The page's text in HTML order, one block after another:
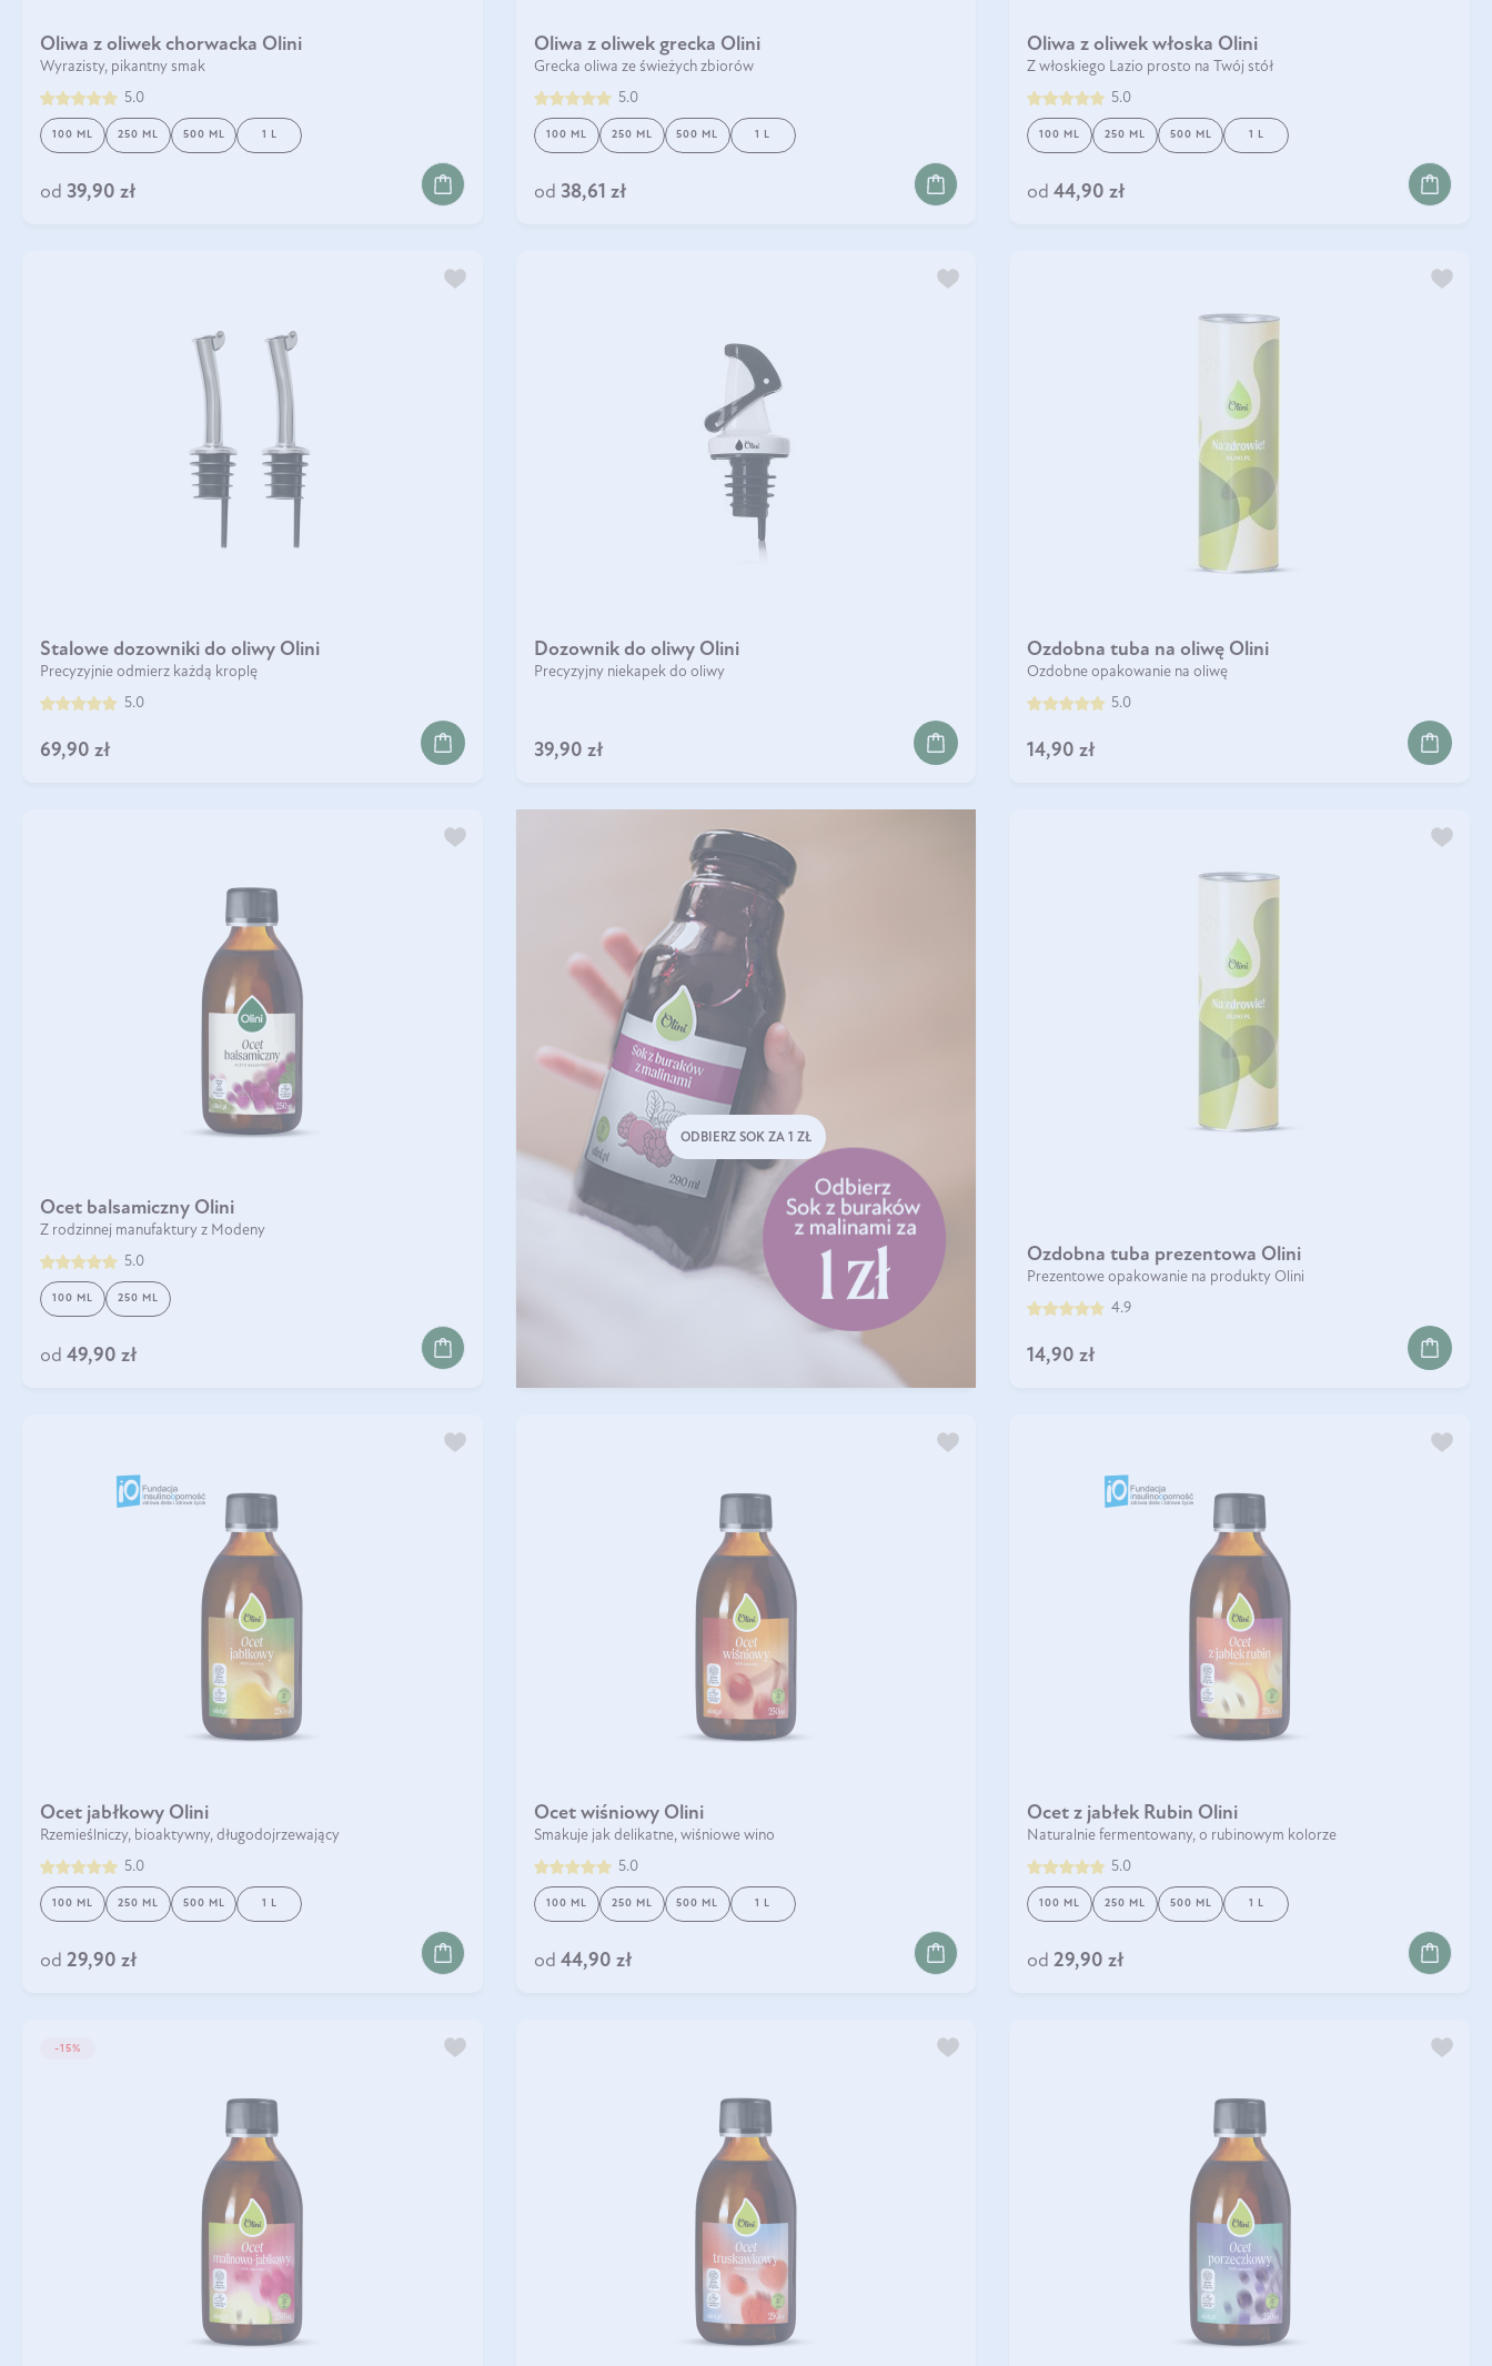
Oliwa z oliwek chorwacka Olini
Wyrazisty, pikantny smak
5.0
100 ML 250 ML 500 ML 1 L
od 39,90 zł
Oliwa z oliwek grecka Olini
Grecka oliwa ze świeżych zbiorów
5.0
100 ML 250 ML 500 ML 1 L
od 38,61 zł
DO KOSZYKA
Oliwa z oliwek włoska Olini
Z włoskiego Lazio prosto na Twój stół
5.0
100 ML 250 ML 500 ML 1 L
od 44,90 zł
DO KOSZYKA
Stalowe dozowniki do oliwy Olini
Precyzyjnie odmierz każdą kroplę
5.0
69,90 zł
Dozownik do oliwy Olini
Precyzyjny niekapek do oliwy
39,90 zł
DO KOSZYKA
Ozdobna tuba na oliwę Olini
Ozdobne opakowanie na oliwę
5.0
14,90 zł
DO KOSZYKA
Ocet balsamiczny Olini
Z rodzinnej manufaktury z Modeny
5.0
100 ML 250 ML
od 49,90 zł
ODBIERZ SOK ZA 1 ZŁ
Ozdobna tuba prezentowa Olini
Prezentowe opakowanie na produkty Olini
4.9
14,90 zł
DO KOSZYKA
Ocet jabłkowy Olini
Rzemieślniczy, bioaktywny, długodojrzewający
5.0
100 ML 250 ML 500 ML 1 L
od 29,90 zł
Ocet wiśniowy Olini
Smakuje jak delikatne, wiśniowe wino
5.0
100 ML 250 ML 500 ML 1 L
od 44,90 zł
DO KOSZYKA
Ocet z jabłek Rubin Olini
Naturalnie fermentowany, o rubinowym kolorze
5.0
100 ML 250 ML 500 ML 1 L
od 29,90 zł
DO KOSZYKA
-15%